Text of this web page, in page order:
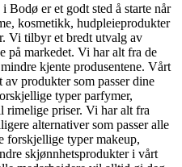
er et godt sted å starte når
kosmetikk, hudpleieprodukter
Vi tilbyr et bredt utvalg av
på markedet. Vi har alt fra de
kjente produsentene. Vårt
produkter som passer dine
typer parfymer,
rimelige priser. Vi har alt fra
alternativer som passer alle
forskjellige typer makeup,
skjønnhetsprodukter i vårt